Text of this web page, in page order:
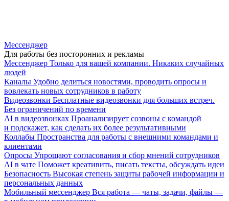
Мессенджер
Для работы без посторонних и рекламы
Мессенджер Только для вашей компании. Никаких случайных
людей
Каналы Удобно делиться новостями, проводить опросы и
вовлекать новых сотрудников в работу
Видеозвонки Бесплатные видеозвонки для больших встреч.
Без ограничений по времени
AI в видеозвонках Проанализирует созвоны с командой
и подскажет, как сделать их более результативными
Коллабы Пространства для работы с внешними командами и
клиентами
Опросы Упрощают согласования и сбор мнений сотрудников
AI в чате Поможет креативить, писать тексты, обсуждать идеи
Безопасность Высокая степень защиты рабочей информации и
персональных данных
Мобильный мессенджер Вся работа — чаты, задачи, файлы —